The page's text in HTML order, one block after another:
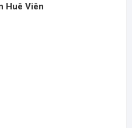
Huê Viên